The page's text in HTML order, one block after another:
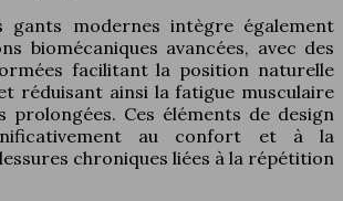
gants modernes intègre également
biomécaniques avancées, avec des
facilitant la position naturelle
réduisant ainsi la fatigue musculaire
prolongées. Ces éléments de design
au confort et à la
chroniques liées à la répétition